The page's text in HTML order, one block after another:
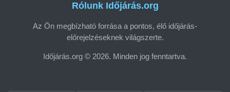
Rólunk Időjárás.org
Az Ön megbízható forrása a pontos, élő időjárás-
előrejelzéseknek világszerte.
Időjárás.org © 2026. Minden jog fenntartva.